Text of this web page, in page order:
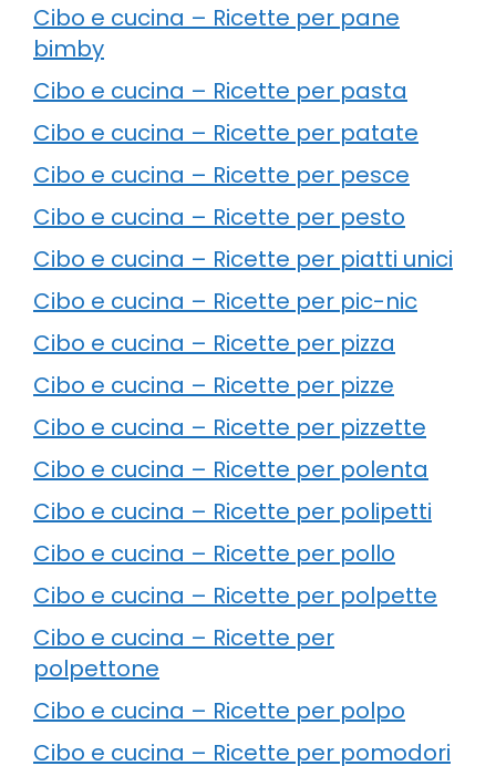
Cibo e cucina – Ricette per pane
bimby
Cibo e cucina – Ricette per pasta
Cibo e cucina – Ricette per patate
Cibo e cucina – Ricette per pesce
Cibo e cucina – Ricette per pesto
Cibo e cucina – Ricette per piatti unici
Cibo e cucina – Ricette per pic-nic
Cibo e cucina – Ricette per pizza
Cibo e cucina – Ricette per pizze
Cibo e cucina – Ricette per pizzette
Cibo e cucina – Ricette per polenta
Cibo e cucina – Ricette per polipetti
Cibo e cucina – Ricette per pollo
Cibo e cucina – Ricette per polpette
Cibo e cucina – Ricette per
polpettone
Cibo e cucina – Ricette per polpo
Cibo e cucina – Ricette per pomodori